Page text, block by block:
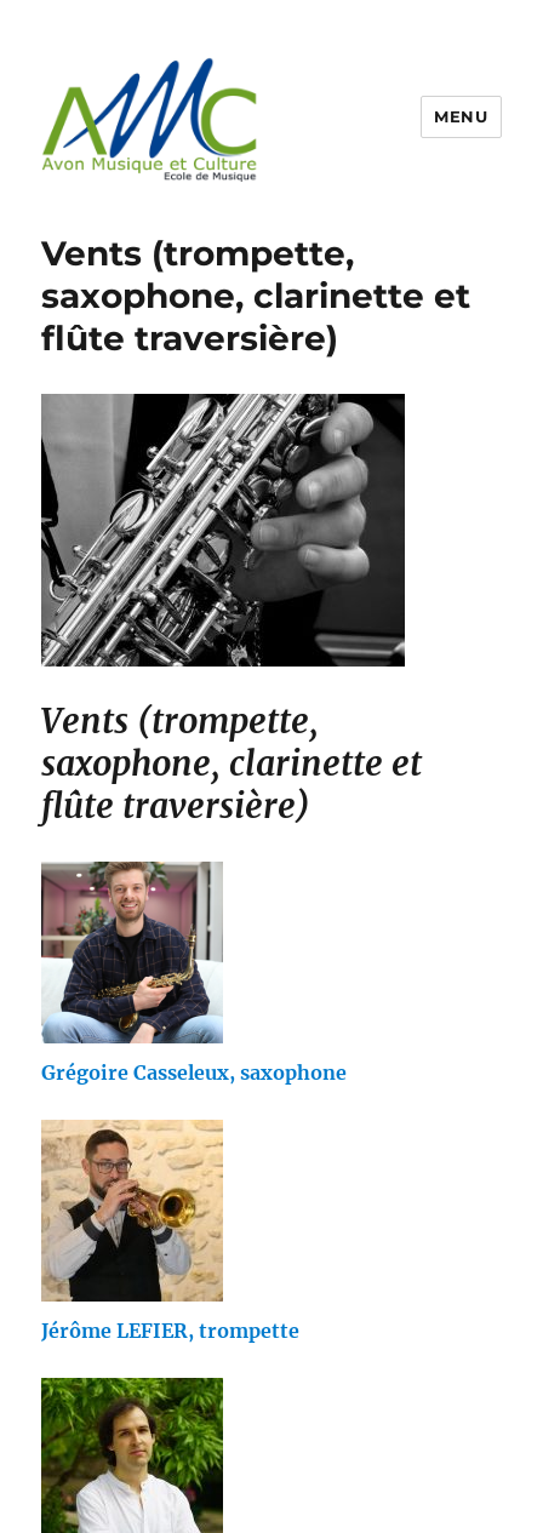
MENU
Vents (trompette,
saxophone, clarinette et
flûte traversière)
Vents (trompette,
saxophone, clarinette et
flûte traversière)
Grégoire Casseleux, saxophone
Jérôme LEFIER, trompette